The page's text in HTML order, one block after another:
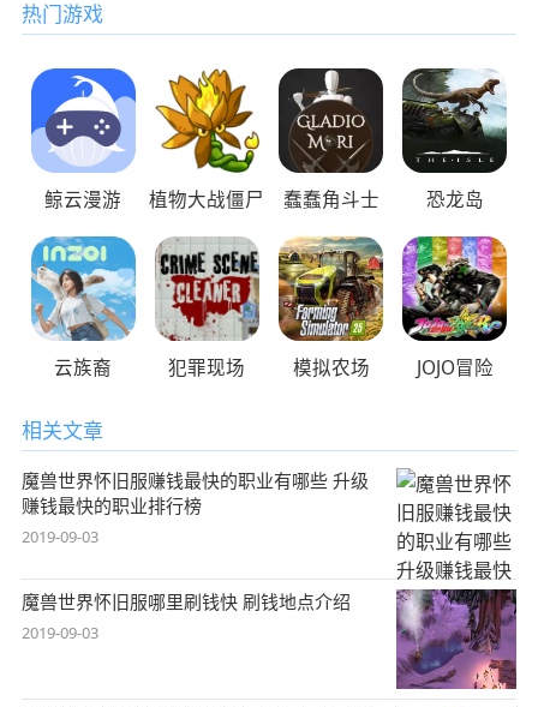
热门游戏
鲸云漫游 植物大战僵尸 蠢蠢角斗士 恐龙岛
云族裔 犯罪现场 模拟农场 JOJO冒险
相关文章
魔兽世界怀旧服赚钱最快的职业有哪些 升级
赚钱最快的职业排行榜
2019-09-03
魔兽世界怀旧服哪里刷钱快 刷钱地点介绍
2019-09-03